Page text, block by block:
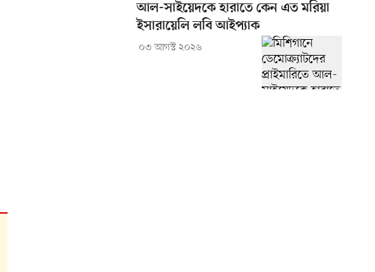
আল-সাইয়েদকে হারাতে কেন এত মরিয়া
ইসারায়েলি লবি আইপ্যাক
০৩ আগস্ট ২০২৬